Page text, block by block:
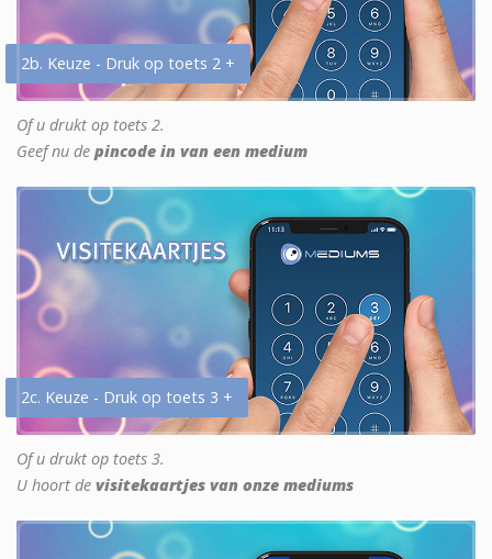
2b. Keuze - Druk op toets 2 +
Of u drukt op toets 2.
Geef nu de pincode in van een medium
2c. Keuze - Druk op toets 3 +
Of u drukt op toets 3.
U hoort de visitekaartjes van onze mediums